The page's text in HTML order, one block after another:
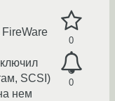
0
0
SCSI)
нем